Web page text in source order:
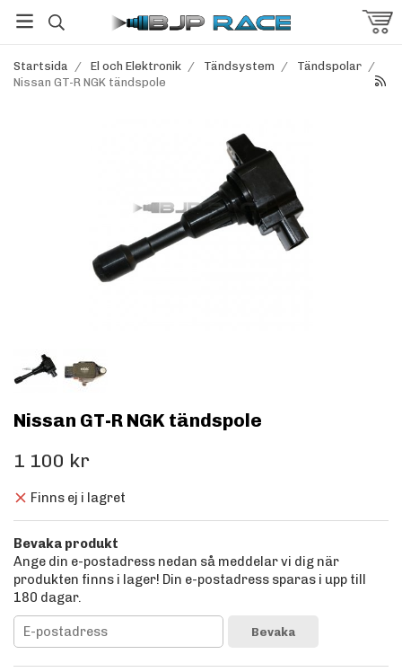
Startsida / El och Elektronik / Tändsystem / Tändspolar /
Nissan GT-R NGK tändspole
Nissan GT-R NGK tändspole
1 100 kr
Finns ej i lagret
Bevaka produkt
Ange din e-postadress nedan så meddelar vi dig när
produkten finns i lager! Din e-postadress sparas i upp till
180 dagar.
Bevaka